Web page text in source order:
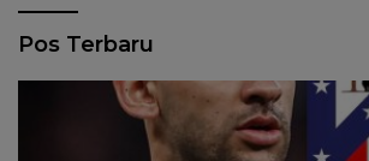
Pos Terbaru